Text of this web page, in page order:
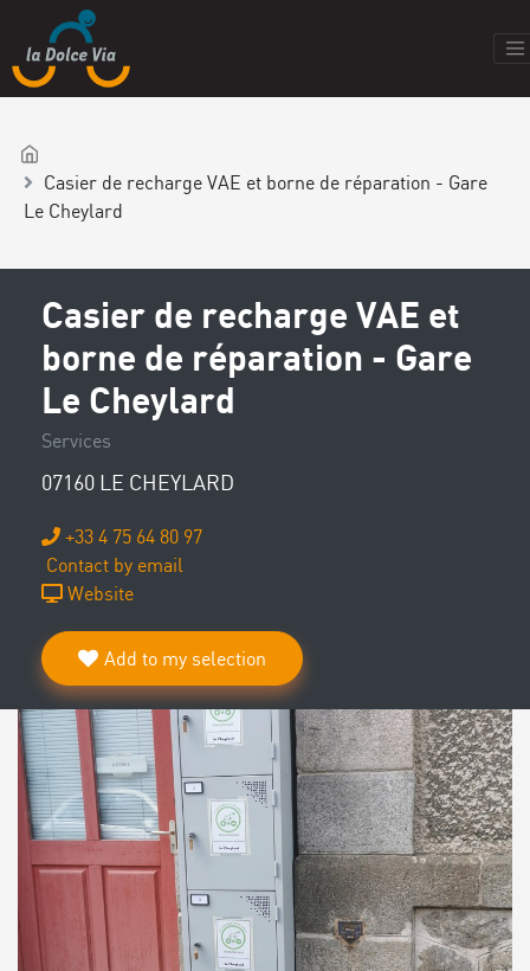
Casier de recharge VAE et borne de réparation - Gare
Le Cheylard
Casier de recharge VAE et
borne de réparation - Gare
Le Cheylard
Services
07160 LE CHEYLARD
+33 4 75 64 80 97
Contact by email
Website
Add to my selection